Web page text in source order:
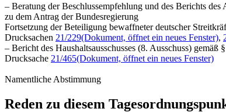
– Beratung der Beschlussempfehlung und des Berichts des
zu dem Antrag der Bundesregierung
Fortsetzung der Beteiligung bewaffneter deutscher
Drucksachen 21/229(Dokument, öffnet ein neues Fenster),
– Bericht des Haushaltsausschusses (8. Ausschuss) gemäß
Drucksache 21/465(Dokument, öffnet ein neues Fenster)
Namentliche Abstimmung
Reden zu diesem